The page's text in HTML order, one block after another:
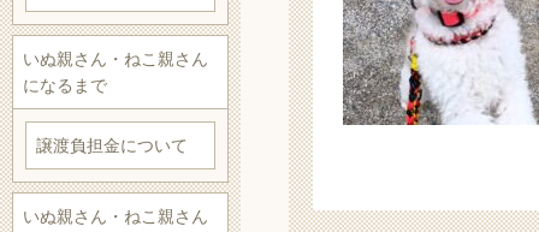
いぬ親さん・ねこ親さん
になるまで
譲渡負担金について
いぬ親さん・ねこ親さん